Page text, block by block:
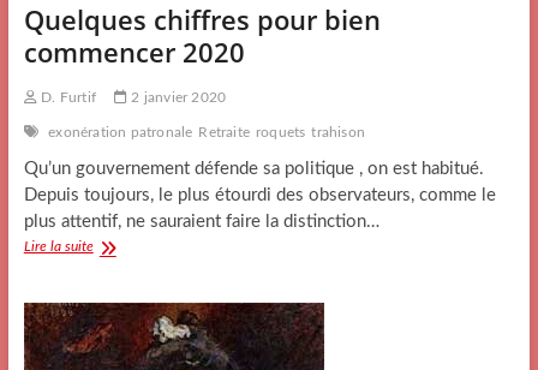
Quelques chiffres pour bien
commencer 2020
D. Furtif 2 janvier 2020
exonération patronale Retraite roquets trahison
Qu’un gouvernement défende sa politique , on est habitué.
Depuis toujours, le plus étourdi des observateurs, comme le
plus attentif, ne sauraient faire la distinction…
Lire la suiteQuelques
bien
commencer
2020